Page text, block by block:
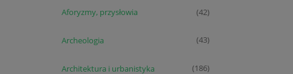
Aforyzmy, przysłowia (42)
Archeologia (43)
Architektura i urbanistyka (186)